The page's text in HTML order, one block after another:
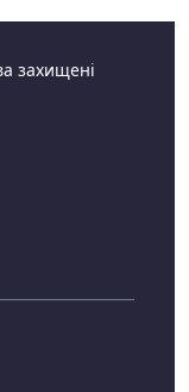
захищені